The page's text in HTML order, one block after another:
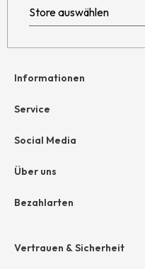
Informationen
Hilfe & Kontakt
Retoure
AGB
Datenschutz
Service
Geschenkgutscheine
Größentabelle
Social Media
Über uns
Unternehmen
Bezahlarten
Amazon Pay
Vertrauen & Sicherheit